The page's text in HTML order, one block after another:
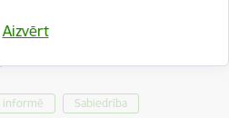
Aizvērttūrisma maksas
informē Sabiedrība